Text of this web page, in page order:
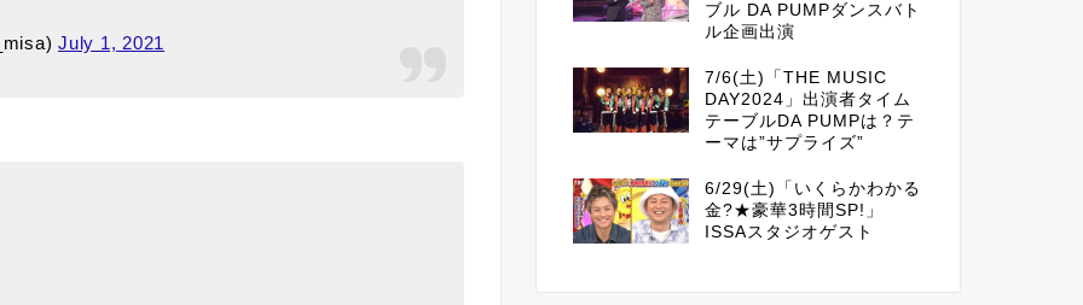
July 1, 2021
ブル DA PUMPダンスバト
ル企画出演
7/6(土)「THE MUSIC
DAY2024」出演者タイム
テーブルDA PUMPは？テ
ーマは”サプライズ”
6/29(土)「いくらかわかる
金?★豪華3時間SP!」
ISSAスタジオゲスト